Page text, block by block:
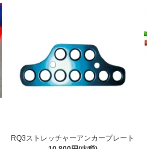
RQ3ストレッチャーアンカープレート